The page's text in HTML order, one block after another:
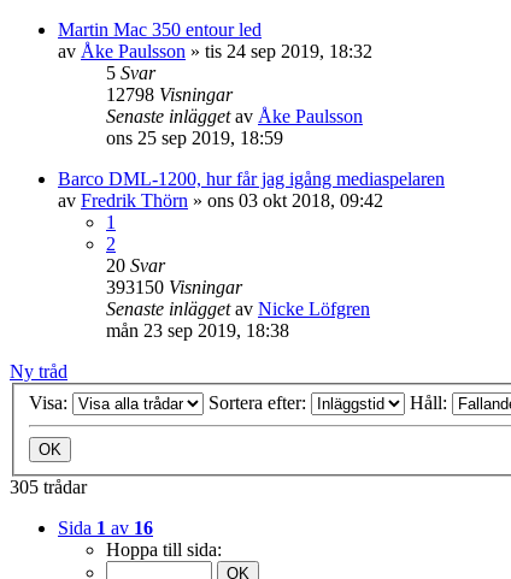
Martin Mac 350 entour led
av Åke Paulsson » tis 24 sep 2019, 18:32
5 Svar
12798 Visningar
Senaste inläggetav Åke Paulsson
ons 25 sep 2019, 18:59
Barco DML-1200, hur får jag igång mediaspelaren
av Fredrik Thörn » ons 03 okt 2018, 09:42
1
2
20 Svar
393150 Visningar
Senaste inläggetav Nicke Löfgren
mån 23 sep 2019, 18:38
Ny tråd
Visa:
Sortera efter: Håll:
305 trådar
Sida 1 av 16
Hoppa till sida: